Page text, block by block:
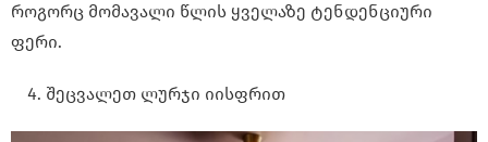
როგორც მომავალი წლის ყველაზე ტენდენციური
ფერი.
შეცვალეთ ლურჯი იისფრით